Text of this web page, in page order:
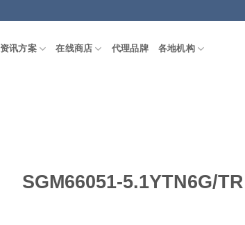
资讯方案 在线商店 代理品牌 各地机构
SGM66051-5.1YTN6G/TR